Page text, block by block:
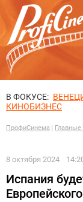
В ФОКУСЕ:
КИНОБИЗНЕС
ПрофиСинема Главные
8 октября 2024
Испания